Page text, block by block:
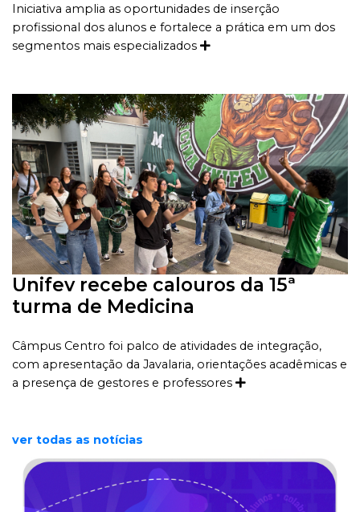
Iniciativa amplia as oportunidades de inserção
profissional dos alunos e fortalece a prática em um dos
segmentos mais especializados
Unifev recebe calouros da 15ª
turma de Medicina
Câmpus Centro foi palco de atividades de integração,
com apresentação da Javalaria, orientações acadêmicas e
a presença de gestores e professores
ver todas as notícias